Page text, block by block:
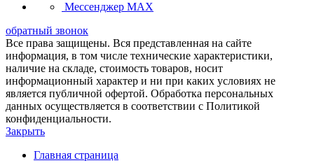
Мессенджер MAX
обратный звонок
Все права защищены. Вся представленная на сайте
информация, в том числе технические характеристики,
наличие на складе, стоимость товаров, носит
информационный характер и ни при каких условиях не
является публичной офертой. Обработка персональных
данных осуществляется в соответствии с Политикой
конфиденциальности.
Закрыть
Главная страница